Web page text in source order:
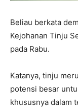
Beliau berkata
Kejohanan Tinju
pada Rabu.
Katanya, tinju
potensi besar
khususnya dalam